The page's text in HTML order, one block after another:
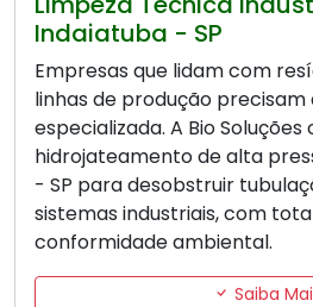
Indaiatuba - SP
Empresas que lidam com
linhas de produção
especializada. A Bio
hidrojateamento de alta
- SP para desobstruir
sistemas industriais, com
conformidade ambiental.
Saiba